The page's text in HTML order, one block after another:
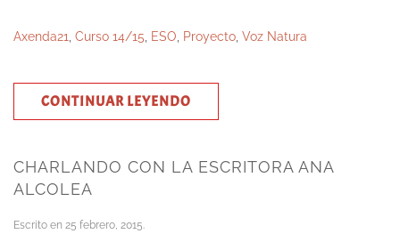
Axenda21 Curso 14/15 ESO Proyecto Voz Natura
CONTINUAR LEYENDO
CHARLANDO CON LA ESCRITORA ANA
ALCOLEA
Escrito en 25 febrero, 2015